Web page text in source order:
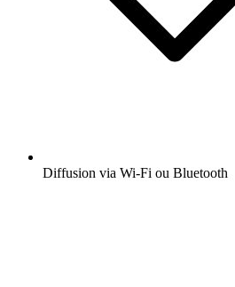
Diffusion via Wi-Fi ou Bluetooth